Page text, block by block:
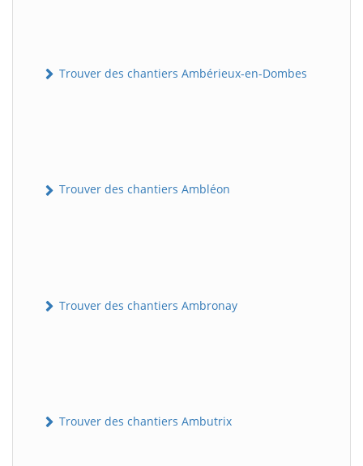
Trouver des chantiers Ambérieux-en-Dombes
Trouver des chantiers Ambléon
Trouver des chantiers Ambronay
Trouver des chantiers Ambutrix